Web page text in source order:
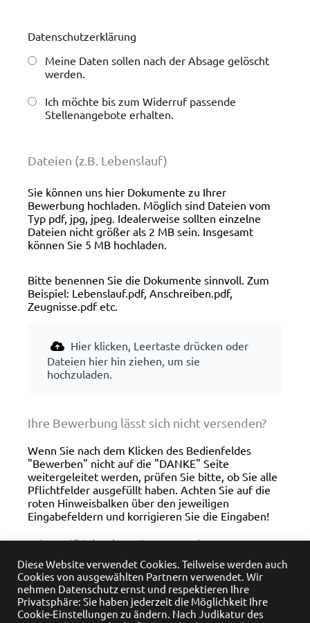
Diese Website verwendet Cookies. Teilweise werden auch
Cookies von ausgewählten Partnern verwendet. Wir
nehmen Datenschutz ernst und respektieren Ihre
Privatsphäre: Sie haben jederzeit die Möglichkeit Ihre
Cookie-Einstellungen zu ändern. Nach Judikatur des